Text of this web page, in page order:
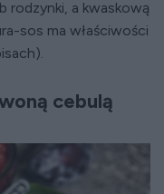
rodzynki, a kwaskową
sos ma właściwości
cebulą